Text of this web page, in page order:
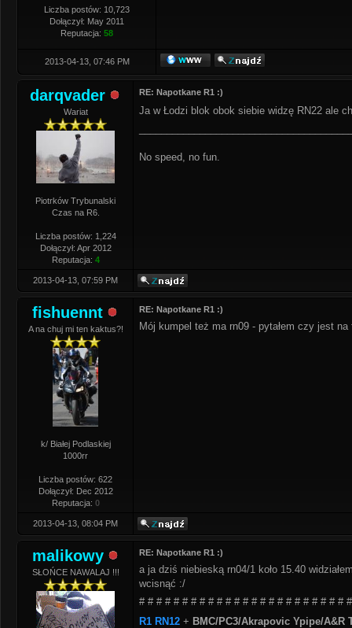
Liczba postów: 10,723
Dołączył: May 2011
Reputacja: 58
2013-04-13, 07:46 PM
darqvader
Wariat
Piotrków Trybunalski
Czas na R6.
Liczba postów: 1,224
Dołączył: Apr 2012
Reputacja: 4
RE: Napotkane R1 :)
Ja w Łodzi blok obok siebie widzę RN22 ale
No speed, no fun.
2013-04-13, 07:59 PM
fishuennt
A na chuj mi ten kaktus?!
k/ Białej Podlaskiej
1000rr
Liczba postów: 622
Dołączył: Dec 2012
Reputacja: 0
RE: Napotkane R1 :)
Mój kumpel też ma rn09 - pytałem czy jest
2013-04-13, 08:04 PM
malikowy
SŁOŃCE NAWALAJ !!!
RE: Napotkane R1 :)
a ja dziś niebieską rn04/1 koło 15.40
wcisnąć :/
# # # # # # # # # # # # # # # # # # # # # # # #
R1 RN12 + BMC/PC3/Akrapovic Ypipe/A&R